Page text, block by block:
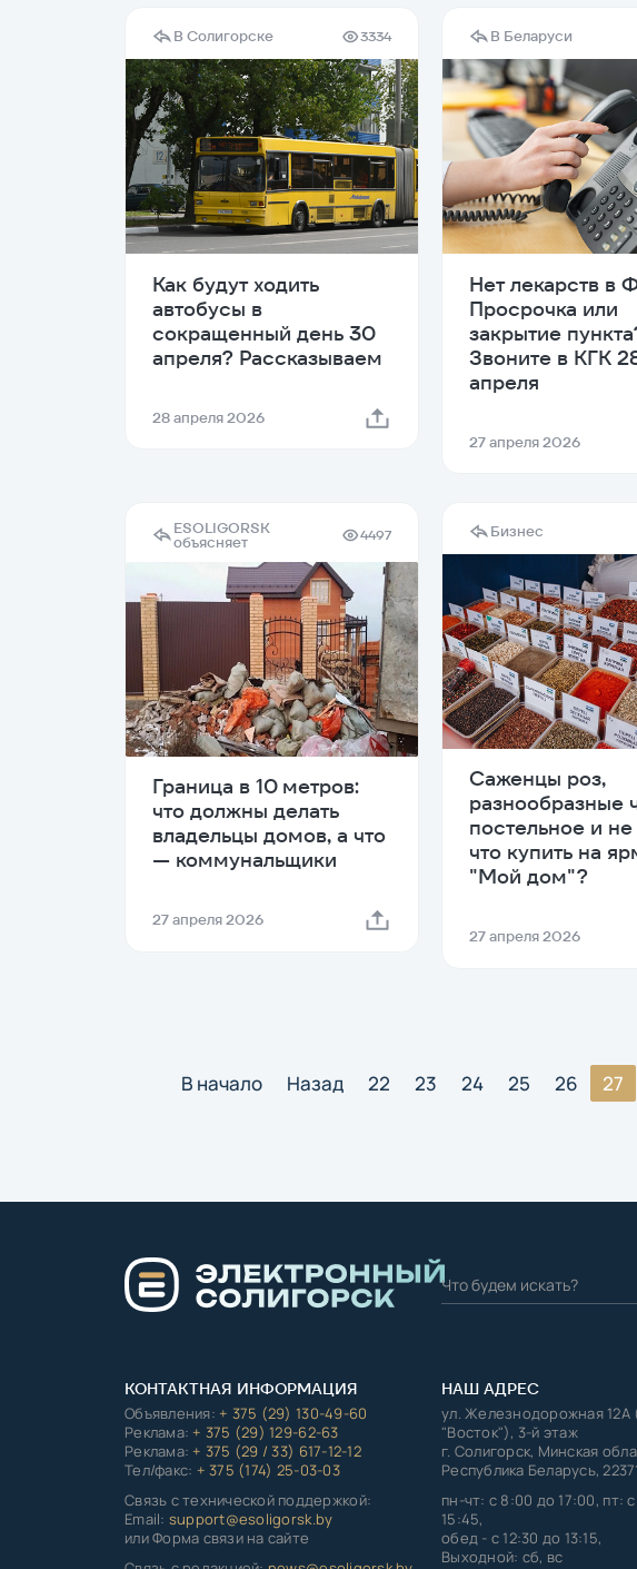
В Солигорске 3334
Как будут ходить
автобусы в
сокращенный день 30
апреля? Рассказываем
28 апреля 2026
В Беларуси
Нет лекарств в
Просрочка или
закрытие
Звоните в КГК
апреля
27 апреля 2026
ESOLIGORSK
объясняет 4497
Граница в 10 метров:
что должны делать
владельцы домов, а что
— коммунальщики
27 апреля 2026
Бизнес
Саженцы роз,
разнообразные
постельное и не
что купить на
"Мой дом"?
27 апреля 2026
В начало Назад 22 23 24 25 26 27
КОНТАКТНАЯ ИНФОРМАЦИЯ
Объявления:+ 375 (29) 130-49-60
Реклама:+ 375 (29) 129-62-63
Реклама:+ 375 (29 / 33) 617-12-12
Тел/факс: + 375 (174) 25-03-03
Связь с технической поддержкой:
Email: support@esoligorsk.by
или Форма связи на сайте
НАШ АДРЕС
ул. Железнодорожная 12А
"Восток"), 3-й этаж
г. Солигорск, Минская
Республика Беларусь,
пн-чт: с 8:00 до 17:00, пт:
15:45,
обед - с 12:30 до 13:15,
Выходной: сб, вс